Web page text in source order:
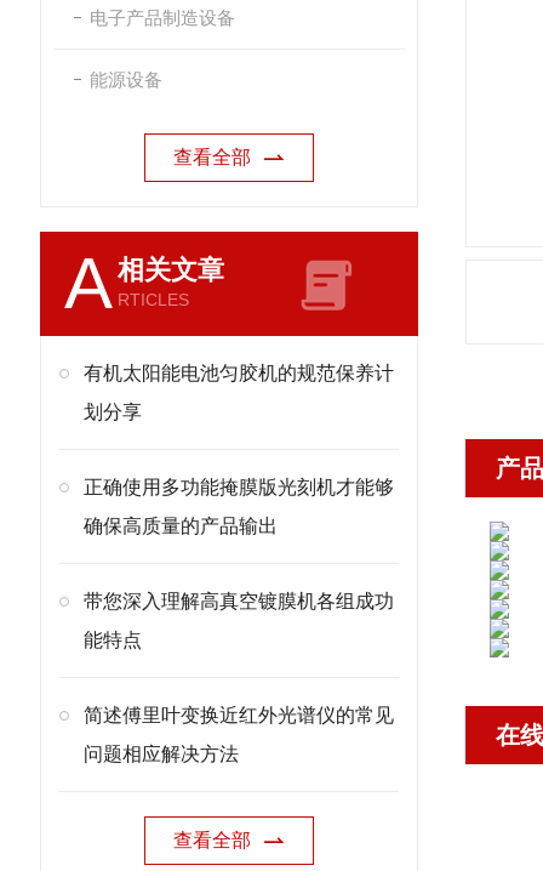
电子产品制造设备
能源设备
查看全部
A相关文章
RTICLES
有机太阳能电池匀胶机的规范保养计
划分享
正确使用多功能掩膜版光刻机才能够
确保高质量的产品输出
带您深入理解高真空镀膜机各组成功
能特点
简述傅里叶变换近红外光谱仪的常见
问题相应解决方法
查看全部
产
在